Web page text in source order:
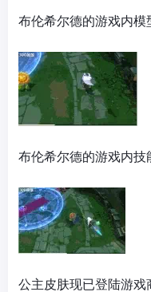
布伦希尔德的游戏内模
布伦希尔德的游戏内技
公主皮肤现已登陆游